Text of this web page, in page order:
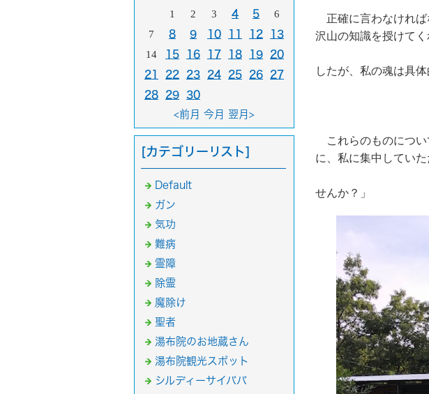
正確に言わなければ
沢山の知識を授けてく
したが、私の魂は具
これらのものについ
に、私に集中していた
せんか？」
1
2 3 4 5
6
7
8 9 10 11 12 13
14 15 16 17 18 19
20
21
22 23 24 25 26
27
28
29
30
<前月 今月 翌月>
[カテゴリーリスト]
Default
ガン
気功
難病
霊障
除霊
魔除け
聖者
湯布院のお地蔵さん
湯布院観光スポット
シルディーサイババ